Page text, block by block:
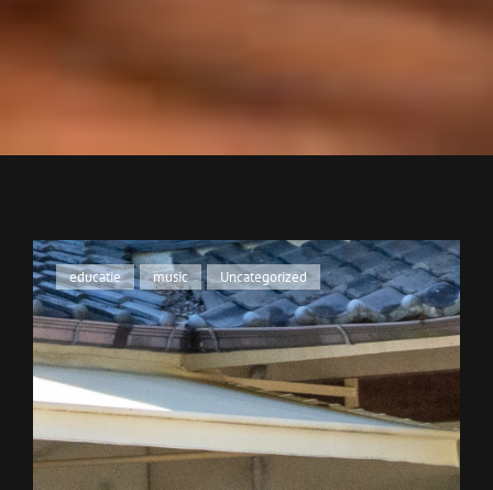
Cat
Links
educatie , music , Uncategorized